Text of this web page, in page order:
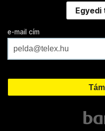
Egyedi
e-mail cím